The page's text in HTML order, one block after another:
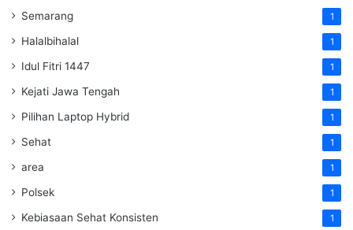
Semarang 1
Halalbihalal 1
Idul Fitri 1447 1
Kejati Jawa Tengah 1
Pilihan Laptop Hybrid 1
Sehat 1
area 1
Polsek 1
Kebiasaan Sehat Konsisten 1